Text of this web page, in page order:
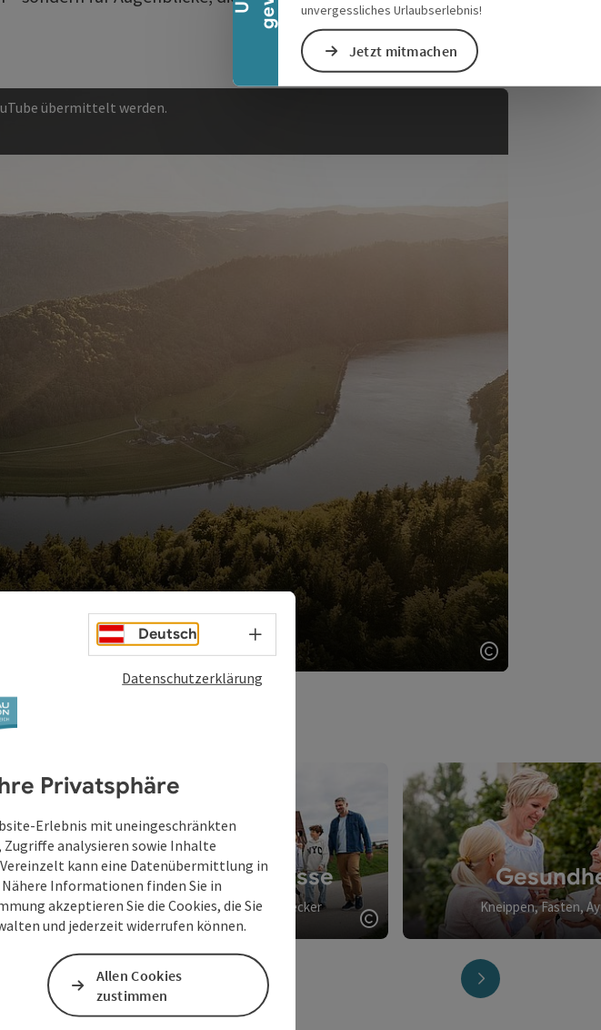
unvergessliches Urlaubserlebnis!
Jetzt mitmachen
Copyright
übermittelt werden.
Copyright öffnen
Familienerlebnisse
Für kleine und große Entdecker
Copyright öffnen
Kneippen, Fasten,
nächstes Element
Deutsch Sprachwahl - Menü öffnen
Datenschutzerklärung
Privatsphäre
Erlebnis mit uneingeschränkten
analysieren sowie Inhalte
kann eine Datenübermittlung in
Informationen finden Sie in
akzeptieren Sie die Cookies, die Sie
und jederzeit widerrufen können.
Allen Cookies
zustimmen